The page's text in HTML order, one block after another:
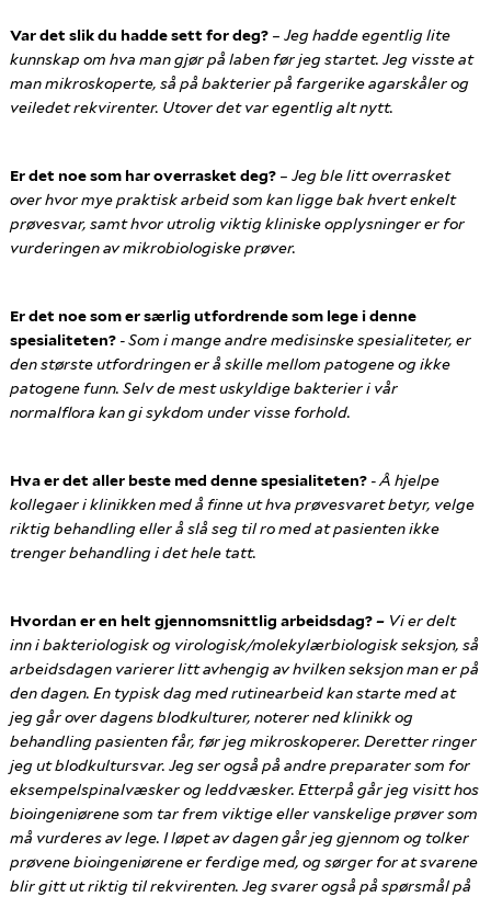
Var det slik du hadde sett for deg? – Jeg hadde egentlig lite
kunnskap om hva man gjør på laben før jeg startet. Jeg visste at
man mikroskoperte, så på bakterier på fargerike agarskåler og
veiledet rekvirenter. Utover det var egentlig alt nytt.
Er det noe som har overrasket deg? – Jeg ble litt overrasket
over hvor mye praktisk arbeid som kan ligge bak hvert enkelt
prøvesvar, samt hvor utrolig viktig kliniske opplysninger er for
vurderingen av mikrobiologiske prøver.
Er det noe som er særlig utfordrende som lege i denne
spesialiteten? - Som i mange andre medisinske spesialiteter, er
den største utfordringen er å skille mellom patogene og ikke
patogene funn. Selv de mest uskyldige bakterier i vår
normalflora kan gi sykdom under visse forhold.
Hva er det aller beste med denne spesialiteten? - Å hjelpe
kollegaer i klinikken med å finne ut hva prøvesvaret betyr, velge
riktig behandling eller å slå seg til ro med at pasienten ikke
trenger behandling i det hele tatt.
Hvordan er en helt gjennomsnittlig arbeidsdag?– Vi er delt
inn i bakteriologisk og virologisk/molekylærbiologisk seksjon, så
arbeidsdagen varierer litt avhengig av hvilken seksjon man er på
den dagen. En typisk dag med rutinearbeid kan starte med at
jeg går over dagens blodkulturer, noterer ned klinikk og
behandling pasienten får, før jeg mikroskoperer. Deretter ringer
jeg ut blodkultursvar. Jeg ser også på andre preparater som for
eksempelspinalvæsker og leddvæsker. Etterpå går jeg visitt hos
bioingeniørene som tar frem viktige eller vanskelige prøver som
må vurderes av lege. I løpet av dagen går jeg gjennom og tolker
prøvene bioingeniørene er ferdige med, og sørger for at svarene
blir gitt ut riktig til rekvirenten. Jeg svarer også på spørsmål på